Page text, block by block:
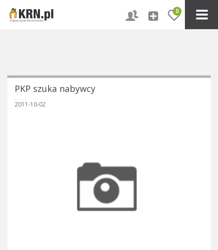
0
PKP szuka nabywcy
2011-10-02